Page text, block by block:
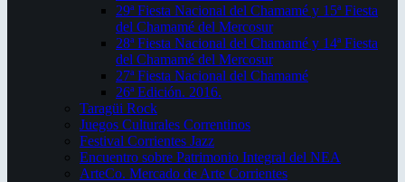
29ª Fiesta Nacional del Chamamé y 15ª Fiesta
del Chamamé del Mercosur
28ª Fiesta Nacional del Chamamé y 14ª Fiesta
del Chamamé del Mercosur
27ª Fiesta Nacional del Chamamé
26ª Edición. 2016.
Taragüi Rock
Juegos Culturales Correntinos
Festival Corrientes Jazz
Encuentro sobre Patrimonio Integral del NEA
ArteCo. Mercado de Arte Corrientes